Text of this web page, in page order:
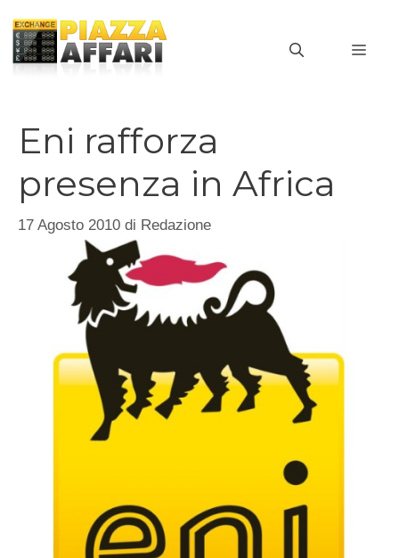
contenuto
Eni rafforza
presenza in Africa
17 Agosto 2010 di Redazione